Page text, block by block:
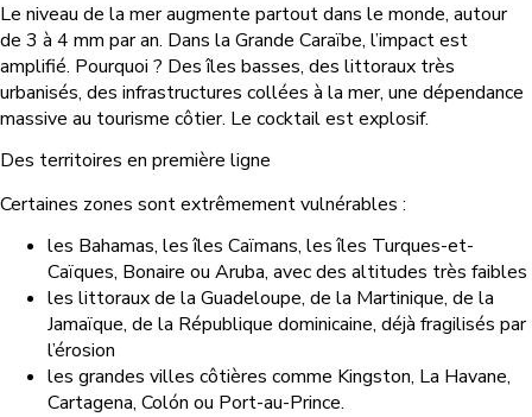
Le niveau de la mer augmente partout dans le monde, autour
de 3 à 4 mm par an. Dans la Grande Caraïbe, l’impact est
amplifié. Pourquoi ? Des îles basses, des littoraux très
urbanisés, des infrastructures collées à la mer, une dépendance
massive au tourisme côtier. Le cocktail est explosif.
Des territoires en première ligne
Certaines zones sont extrêmement vulnérables :
les Bahamas, les îles Caïmans, les îles Turques-et-
Caïques, Bonaire ou Aruba, avec des altitudes très faibles
les littoraux de la Guadeloupe, de la Martinique, de la
Jamaïque, de la République dominicaine, déjà fragilisés par
l’érosion
les grandes villes côtières comme Kingston, La Havane,
Cartagena, Colón ou Port-au-Prince.